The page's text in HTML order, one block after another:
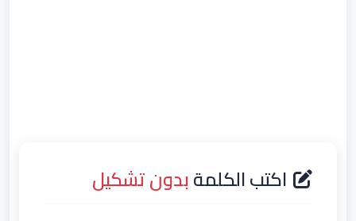
اكتب الكلمةبدون تشكيل